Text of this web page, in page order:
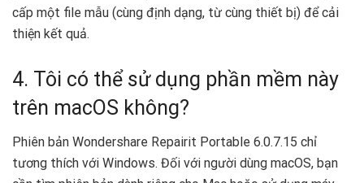
cấp một file mẫu (cùng định dạng, từ cùng thiết bị) để cải
thiện kết quả.
4. Tôi có thể sử dụng phần mềm này
trên macOS không?
Phiên bản Wondershare Repairit Portable 6.0.7.15 chỉ
tương thích với Windows. Đối với người dùng macOS, bạn